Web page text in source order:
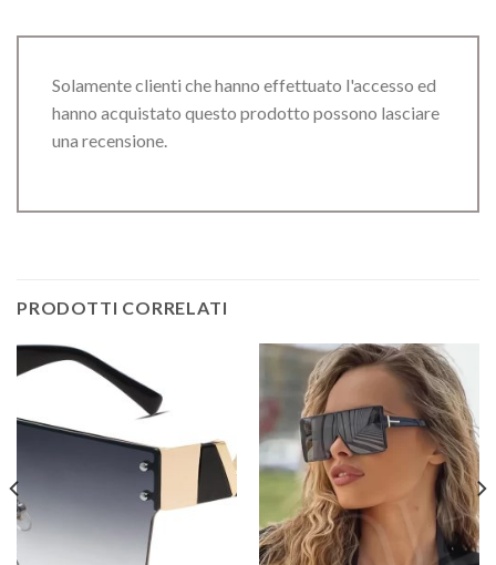
Solamente clienti che hanno effettuato l'accesso ed
hanno acquistato questo prodotto possono lasciare
una recensione.
PRODOTTI CORRELATI